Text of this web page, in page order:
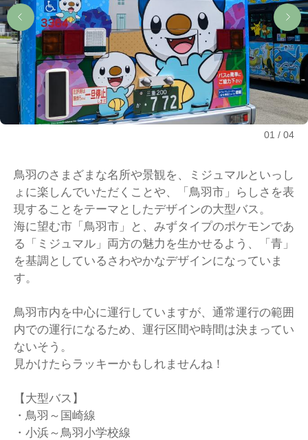
01 04
鳥羽のさまざまな名所や景観を、ミジュマルといっし
ょに楽しんでいただくことや、「鳥羽市」らしさを表
現することをテーマとしたデザインの大型バス。
海に望む市「鳥羽市」と、みずタイプのポケモンであ
る「ミジュマル」両方の魅力を生かせるよう、「青」
を基調としているさわやかなデザインになっていま
す。
鳥羽市内を中心に運行していますが、通常運行の範囲
内での運行になるため、運行区間や時間は決まってい
ないそう。
見かけたらラッキーかもしれませんね！
【大型バス】
・鳥羽～国崎線
・小浜～鳥羽小学校線